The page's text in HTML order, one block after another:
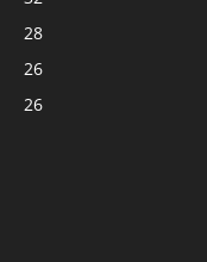
28
26
26